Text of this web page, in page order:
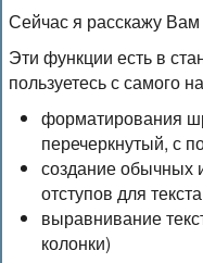
Сейчас я расскажу
Эти функции есть в
пользуетесь с самого
форматирования
перечеркнутый, с
создание обычных
отступов для текста
выравнивание
колонки)